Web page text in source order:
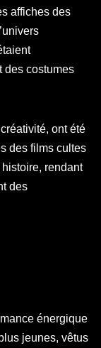
affiches des
des costumes
ont été
des films cultes
rendant
des
énergique
jeunes, vêtus